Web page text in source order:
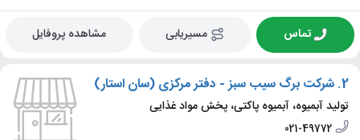
تماس مسیریابی مشاهده پروفایل
2. شرکت برگ سیب سبز - دفتر مرکزی (سان استار)
تولید آبمیوه، آبمیوه پاکتی، پخش مواد غذایی
021-49772